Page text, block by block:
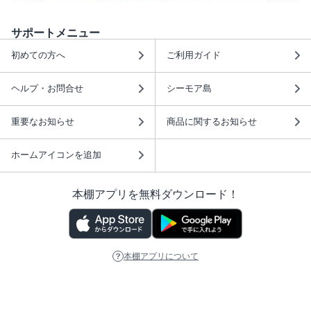
サポートメニュー
初めての方へ ご利用ガイド
ヘルプ・お問合せ シーモア島
重要なお知らせ 商品に関するお知らせ
ホームアイコンを追加
本棚アプリを無料ダウンロード！
本棚アプリについて